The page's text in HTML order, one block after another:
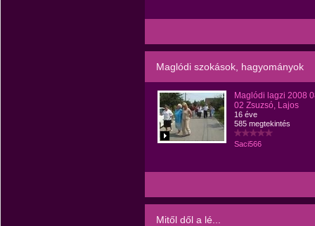
Maglódi szokások, hagyományok
Maglódi lagzi 2008
02 Zsuzsó, Lajos
16 éve
585 megtekintés
Saci566
Mitől dől a lé...